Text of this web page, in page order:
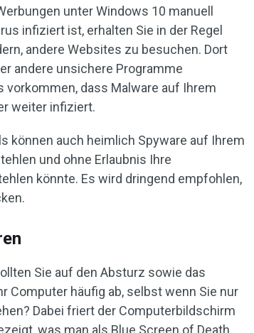
unter Windows 10 manuell
infiziert ist, erhalten Sie in der Regel
andere Websites zu besuchen. Dort
andere unsichere Programme
vorkommen, dass Malware auf Ihrem
weiter infiziert.
können auch heimlich Spyware auf Ihrem
und ohne Erlaubnis Ihre
könnte. Es wird dringend empfohlen,
Sie auf den Absturz sowie das
Computer häufig ab, selbst wenn Sie nur
Dabei friert der Computerbildschirm
was man als Blue Screen of Death